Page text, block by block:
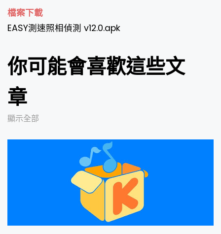
檔案下載
EASY測速照相偵測 v12.0.apk
你可能會喜歡這些文
章
顯示全部